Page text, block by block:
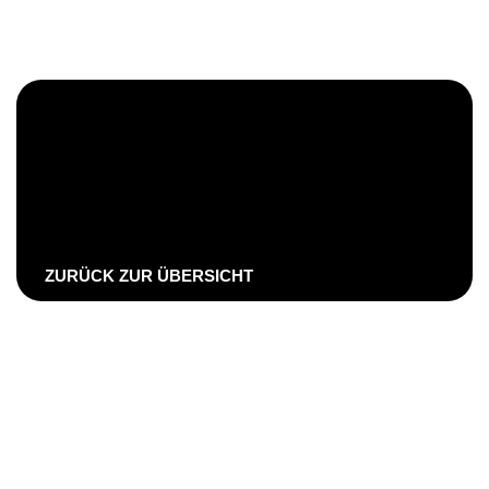
ZURÜCK ZUR ÜBERSICHT